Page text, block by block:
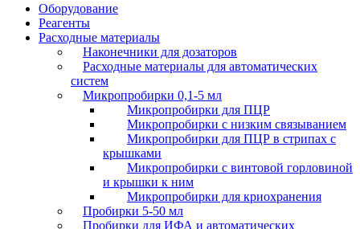
Оборудование
Реагенты
Расходные материалы
Наконечники для дозаторов
Расходные материалы для автоматических
систем
Микропробирки 0,1-5 мл
Микропробирки для ПЦР
Микропробирки с низким связыванием
Микропробирки для ПЦР в стрипах с
крышками
Микропробирки с винтовой горловиной
и крышки к ним
Микропробирки для криохранения
Пробирки 5-50 мл
Пробирки для ИФА и автоматических